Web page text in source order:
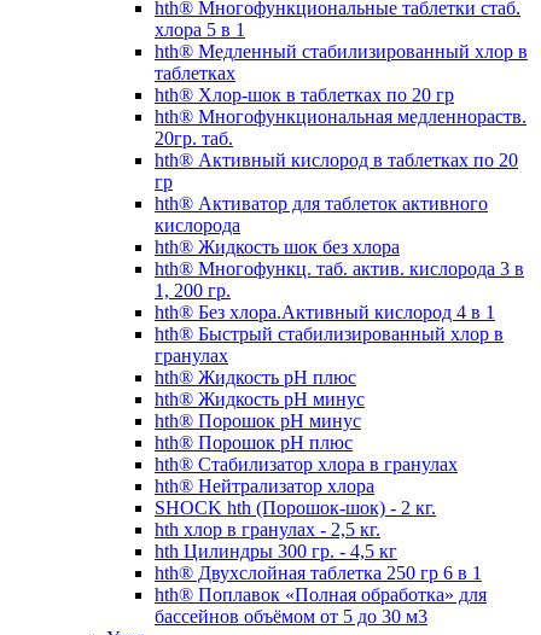
hth® Многофункциональные таблетки стаб.
хлора 5 в 1
hth® Медленный стабилизированный хлор в
таблетках
hth® Хлор-шок в таблетках по 20 гр
hth® Многофункциональная медленнораств.
20гр. таб.
hth® Активный кислород в таблетках по 20
гр
hth® Активатор для таблеток активного
кислорода
hth® Жидкость шок без хлора
hth® Многофункц. таб. актив. кислорода 3 в
1, 200 гр.
hth® Без хлора.Активный кислород 4 в 1
hth® Быстрый стабилизированный хлор в
гранулах
hth® Жидкость pH плюс
hth® Жидкость pH минус
hth® Порошок pH минус
hth® Порошок pH плюс
hth® Стабилизатор хлора в гранулах
hth® Нейтрализатор хлора
SHOCK hth (Порошок-шок) - 2 кг.
hth хлор в гранулах - 2,5 кг.
hth Цилиндры 300 гр. - 4,5 кг
hth® Двухслойная таблетка 250 гр 6 в 1
hth® Поплавок «Полная обработка» для
бассейнов объёмом от 5 до 30 м3